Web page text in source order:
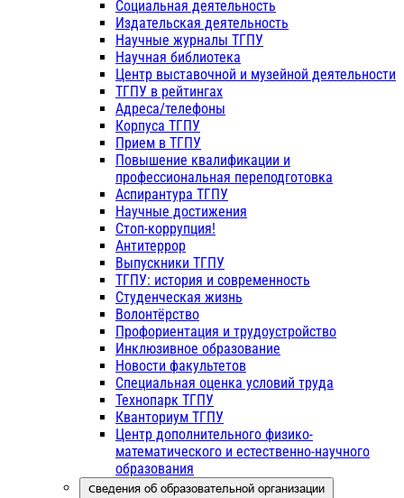
Социальная деятельность
Издательская деятельность
Научные журналы ТГПУ
Научная библиотека
Центр выставочной и музейной деятельности
ТГПУ в рейтингах
Адреса/телефоны
Корпуса ТГПУ
Прием в ТГПУ
Повышение квалификации и
профессиональная переподготовка
Аспирантура ТГПУ
Научные достижения
Стоп-коррупция!
Антитеррор
Выпускники ТГПУ
ТГПУ: история и современность
Студенческая жизнь
Волонтёрство
Профориентация и трудоустройство
Инклюзивное образование
Новости факультетов
Специальная оценка условий труда
Технопарк ТГПУ
Кванториум ТГПУ
Центр дополнительного физико-
математического и естественно-научного
образования
Сведения об образовательной организации